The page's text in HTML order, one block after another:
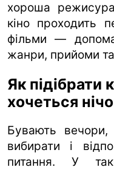
хороша
кіно проходить
фільми —
жанри, прийоми
Як підібрати
хочеться
Бувають
вибирати і
питання. У